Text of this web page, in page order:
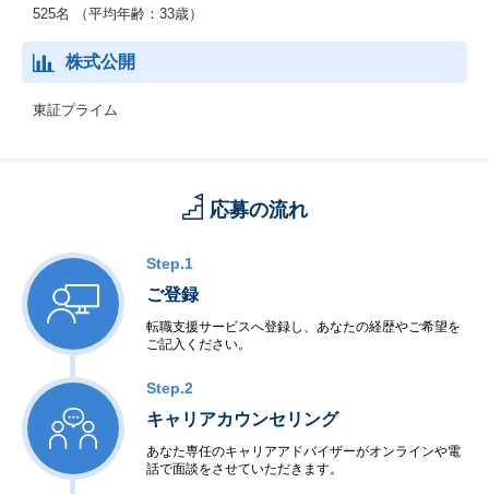
た「自動車流通新聞」。多くの業界関係者に読まれている全国最
525名 （平均年齢：33歳）
株式公開
東証プライム
応募の流れ
Step.1
ご登録
転職支援サービスへ登録し、あなたの経歴やご希望を
ご記入ください。
Step.2
キャリアカウンセリング
あなた専任のキャリアアドバイザーがオンラインや電
話で面談をさせていただきます。